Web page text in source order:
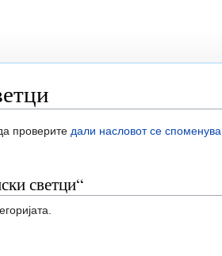
проверите дали насловот се споменува
светци“